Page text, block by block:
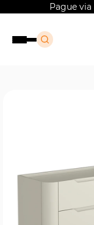
Pague via